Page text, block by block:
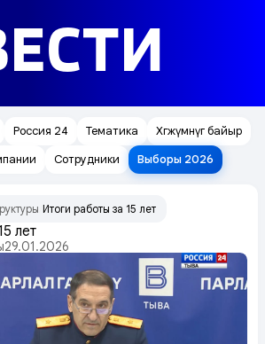
Россия 24 Тематика
Хөгжүмнүг байыр
Сотрудники Выборы 2026
Итоги работы за 15 лет
лет
29.01.2026